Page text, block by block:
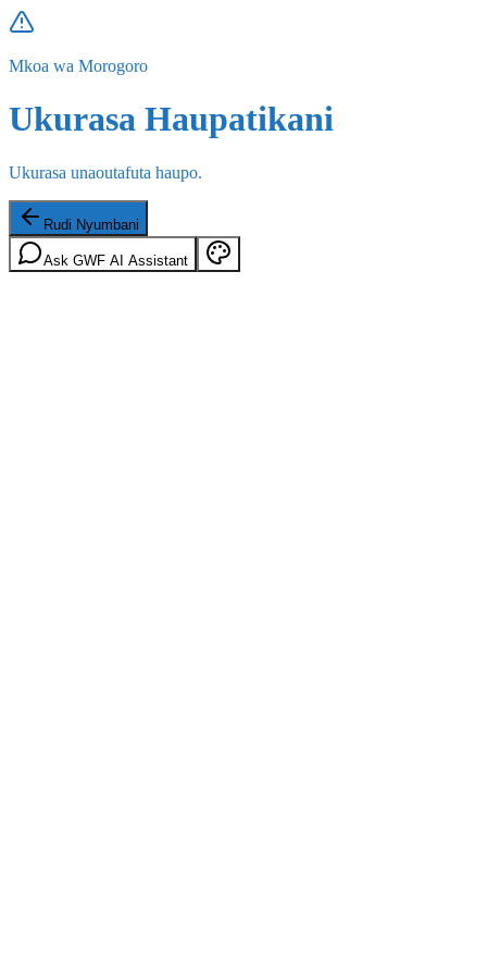
Mkoa wa Morogoro
Ukurasa Haupatikani
Ukurasa unaoutafuta haupo.
Rudi Nyumbani
Ask GWF AI Assistant